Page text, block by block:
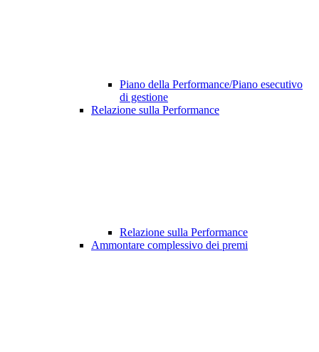
Piano della Performance/Piano esecutivo
di gestione
Relazione sulla Performance
Relazione sulla Performance
Ammontare complessivo dei premi